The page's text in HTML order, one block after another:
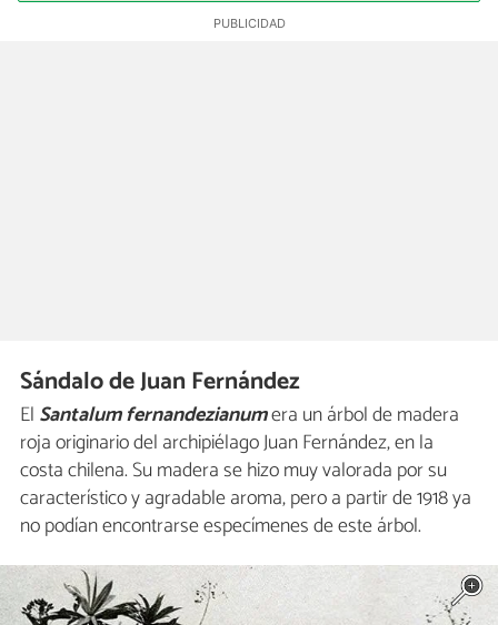
Sándalo de Juan Fernández
El Santalum fernandezianumera un árbol de madera
roja originario del archipiélago Juan Fernández, en la
costa chilena. Su madera se hizo muy valorada por su
característico y agradable aroma, pero a partir de 1918 ya
no podían encontrarse especímenes de este árbol.